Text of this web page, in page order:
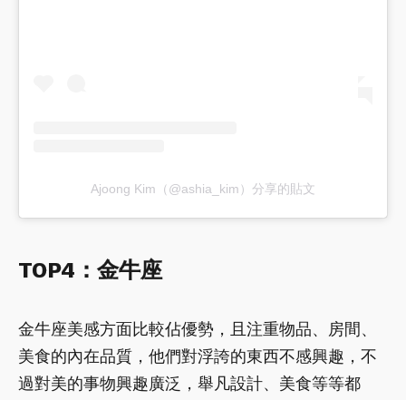
Ajoong Kim（@ashia_kim）分享的貼文
TOP4：金牛座
金牛座美感方面比較佔優勢，且注重物品、房間、
美食的內在品質，他們對浮誇的東西不感興趣，不
過對美的事物興趣廣泛，舉凡設計、美食等等都